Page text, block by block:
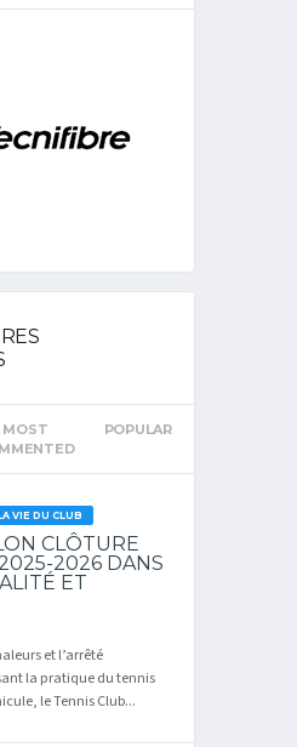
MOST
POPULAR
VIE DU CLUB
CLÔTURE
2026 DANS
ET
et l’arrêté
la pratique du tennis
le Tennis Club...